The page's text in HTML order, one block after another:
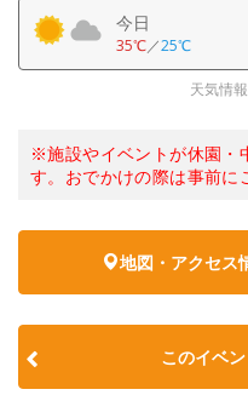
今日
35℃／25℃
天気情
※施設やイベントが休園・
す。おでかけの際は事前に
地図・アクセス
このイベ